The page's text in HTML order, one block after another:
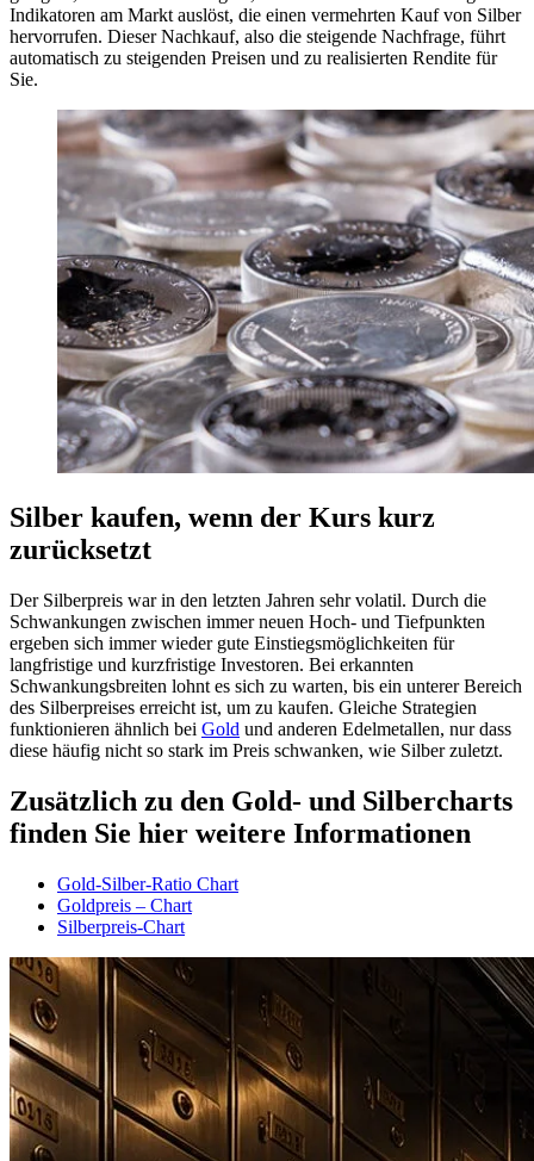
Indikatoren am Markt auslöst, die einen vermehrten Kauf von Silber
hervorrufen. Dieser Nachkauf, also die steigende Nachfrage, führt
automatisch zu steigenden Preisen und zu realisierten Rendite für
Sie.
Silber kaufen, wenn der Kurs kurz
zurücksetzt
Der Silberpreis war in den letzten Jahren sehr volatil. Durch die
Schwankungen zwischen immer neuen Hoch- und Tiefpunkten
ergeben sich immer wieder gute Einstiegsmöglichkeiten für
langfristige und kurzfristige Investoren. Bei erkannten
Schwankungsbreiten lohnt es sich zu warten, bis ein unterer Bereich
des Silberpreises erreicht ist, um zu kaufen. Gleiche Strategien
funktionieren ähnlich bei Gold und anderen Edelmetallen, nur dass
diese häufig nicht so stark im Preis schwanken, wie Silber zuletzt.
Zusätzlich zu den Gold- und Silbercharts
finden Sie hier weitere Informationen
Gold-Silber-Ratio Chart
Goldpreis – Chart
Silberpreis-Chart